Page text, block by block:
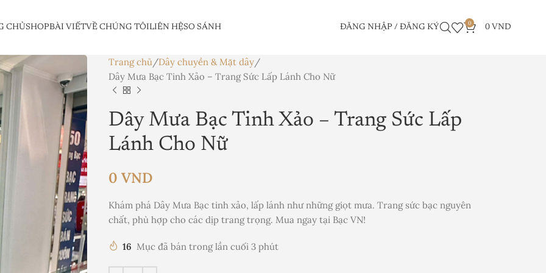
CHỦSHOPBÀI VIẾTVỀ CHÚNG TÔILIÊN HỆSO SÁNH ĐĂNG NHẬP / ĐĂNG KÝ
0
0 VND
Trang chủ Dây chuyền & Mặt dây
Dây Mưa Bạc Tinh Xảo – Trang Sức Lấp Lánh Cho Nữ
Dây Mưa Bạc Tinh Xảo – Trang Sức Lấp
Lánh Cho Nữ
0 VND
Khám phá Dây Mưa Bạc tinh xảo, lấp lánh như những giọt mưa. Trang sức bạc nguyên
chất, phù hợp cho các dịp trang trọng. Mua ngay tại Bạc VN!
16 Mục đã bán trong lần cuối 3 phút